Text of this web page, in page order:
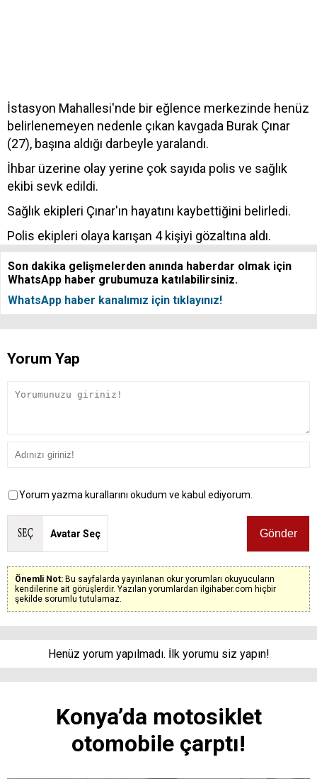
İstasyon Mahallesi'nde bir eğlence merkezinde henüz
belirlenemeyen nedenle çıkan kavgada Burak Çınar
(27), başına aldığı darbeyle yaralandı.
İhbar üzerine olay yerine çok sayıda polis ve sağlık
ekibi sevk edildi.
Sağlık ekipleri Çınar'ın hayatını kaybettiğini belirledi.
Polis ekipleri olaya karışan 4 kişiyi gözaltına aldı.
Son dakika gelişmelerden anında haberdar olmak için
WhatsApp haber grubumuza katılabilirsiniz.
WhatsApp haber kanalımız için tıklayınız!
Yorum Yap
Yorum yazma kurallarını okudum ve kabul ediyorum.
Avatar Seç
Önemli Not: Bu sayfalarda yayınlanan okur yorumları okuyucuların
kendilerine ait görüşlerdir. Yazılan yorumlardan ilgihaber.com hiçbir
şekilde sorumlu tutulamaz.
Henüz yorum yapılmadı. İlk yorumu siz yapın!
Konya’da motosiklet
otomobile çarptı!